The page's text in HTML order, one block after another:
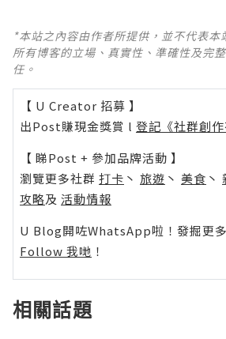
*本站之內容由作者所提供，並不代表
所有博客的立場、真實性、準確性及完
任。
【 U Creator 招募 】
出Post賺現金獎賞 l 登記《社群創作
【 睇Post + 參加品牌活動 】
瀏覽更多社群 打卡 丶 旅遊 丶 美食 丶
攻略及 活動情報
U Blog開咗WhatsApp啦！發掘更多
Follow 我哋 ！
相關話題